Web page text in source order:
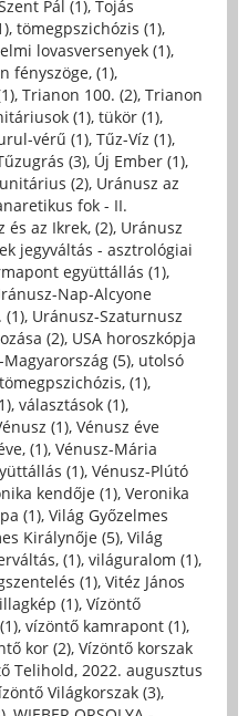
Pál (1), Tojás
, tömegpszichózis (1),
lovasversenyek (1),
fényszöge, (1),
, Trianon 100. (2), Trianon
(1), tükör (1),
vérű (1), Tűz-Víz (1),
(3), Új Ember (1),
unitárius (2), Uránusz az
fok - II.
és az Ikrek, (2), Uránusz
jegyváltás - asztrológiai
együttállás (1),
Nap-Alcyone
(1), Uránusz-Szaturnusz
(2), USA horoszkópja
Magyarország (5), utolsó
(1),
, választások (1),
(1), Vénusz éve
(1), Vénusz-Mária
(1), Vénusz-Plútó
kendője (1), Veronika
(1), Világ Győzelmes
Királynője (5), Világ
(1), világuralom (1),
(1), Vitéz János
(1), Vízöntő
, vízöntő kamrapont (1),
kor (2), Vízöntő korszak
Telihold, 2022. augusztus
Világkorszak (3),